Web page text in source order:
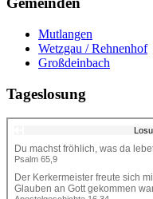
Mutlangen
Wetzgau / Rehnenhof
Großdeinbach
Tageslosung